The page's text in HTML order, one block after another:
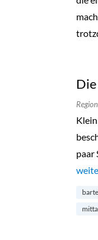
paar
„Die